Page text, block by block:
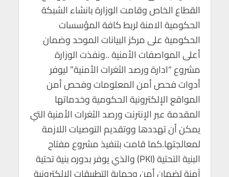
القطاع الخاص وقامت الوزارة بانشاء الشبكة
الحكومية الامنة لربط كافة المؤسسات
الحكومية على مركز البيانات الموحد وضمان
أعلى المواصفات الأمنية ..ونفذت الوزارة
مشروع “ادارة ورصد الثغرات الأمنية” ليوفر
أدوات فحص أمن المعلومات وفحص أمن
المواقع الإلكترونية الحكومية وخدماتها
المقدمة عبر الإنترنت ورصد الثغرات الأمنية التي
يمكن أن تهددها ووتقديم التوصيات اللازمة
لمعالجتها.كما قامت بتنفيذ مشروع مفتاح
البنية التحتية (PKI) والذي يوفر بدوره بنية تحتية
آمنة لضمان أمن وحماية التطبيقات الإلكترونية